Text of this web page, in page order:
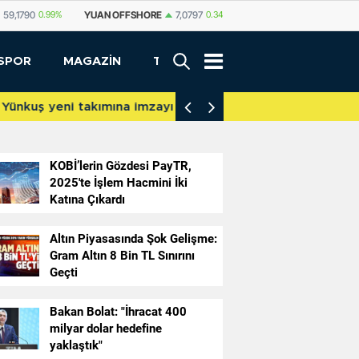
59,1790 0.99% YUAN OFFSHORE 7,0797 0.34%
MAGAZİN TEKNOLOJİ
imzayı attı
KOBİ’lerin Gözdesi PayTR,
2025'te İşlem Hacmini İki
Katına Çıkardı
Altın Piyasasında Şok Gelişme:
Gram Altın 8 Bin TL Sınırını
Geçti
Bakan Bolat: "İhracat 400
milyar dolar hedefine
yaklaştık"